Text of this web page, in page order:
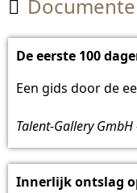

De eerste 100
Een gids door de
Talent-Gallery
Innerlijk ontslag